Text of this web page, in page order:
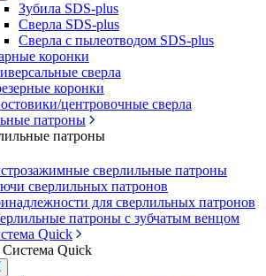
Зубила SDS-plus
Сверла SDS-plus
Сверла с пылеотводом SDS-plus
коронки
сверла
коронки
центровочные сверла
патроны
патроны
сверлильные патроны
сверлильных патронов
для сверлильных патронов
патроны с зубчатым венцом
Quick
Система Quick